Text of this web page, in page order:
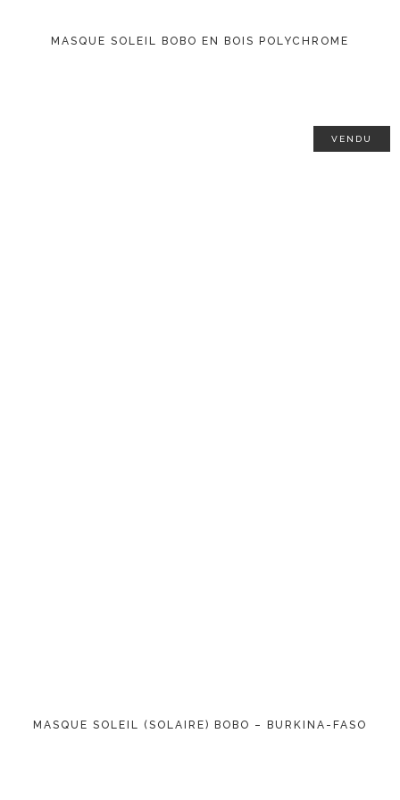
MASQUE SOLEIL BOBO EN BOIS POLYCHROME
VENDU
MASQUE SOLEIL (SOLAIRE) BOBO – BURKINA-FASO